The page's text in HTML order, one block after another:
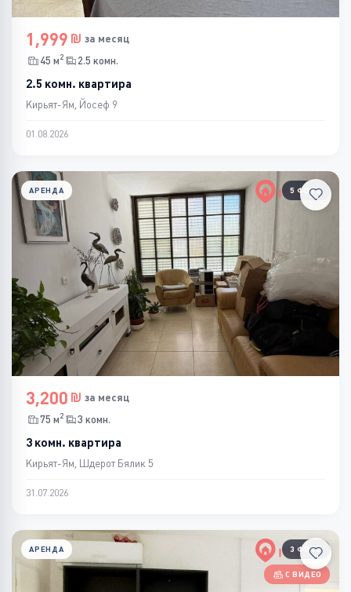
1,999
за месяц
45 м2 2.5 комн.
2.5 комн. квартира
Кирьят-Ям, Йосеф 9
01.08.2026
5 ФОТО
АРЕНДА
3,200
за месяц
75 м2 3 комн.
3 комн. квартира
Кирьят-Ям, Шдерот Бялик 5
31.07.2026
3 ФОТО
С ВИДЕО
АРЕНДА